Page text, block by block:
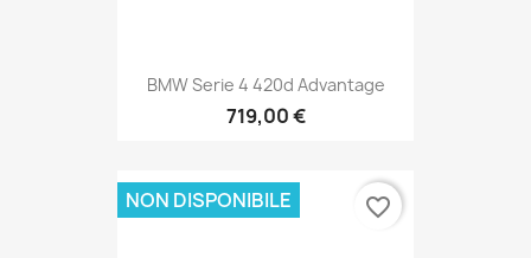
BMW Serie 4 420d Advantage
719,00 €
NON DISPONIBILE favorite_border